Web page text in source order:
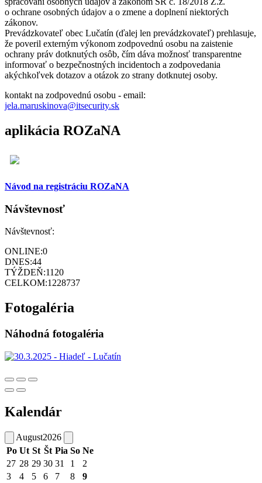
o ochrane osobných údajov a o zmene a doplnení niektorých
zákonov.
Prevádzkovateľ obec Lučatín (ďalej len prevádzkovateľ) prehlasuje,
že poveril externým výkonom zodpovednú osobu na zaistenie
ochrany práv dotknutých osôb, čím dáva možnosť transparentne
informovať o bezpečnostných incidentoch a zodpovedania
akýchkoľvek dotazov a otázok zo strany dotknutej osoby.
kontakt na zodpovednú osobu - email:
jela.maruskinova@itsecurity.sk
aplikácia ROZaNA
Návod na registráciu ROZaNA
Návštevnosť
Návštevnosť:
ONLINE:0
DNES:44
TÝŽDEŇ:1120
CELKOM:1228737
Fotogaléria
Náhodná fotogaléria
Kalendár
August2026
Po Ut St Št Pia So Ne
27 28 29 30 31 1
2
3
4 5 6 7 8
9